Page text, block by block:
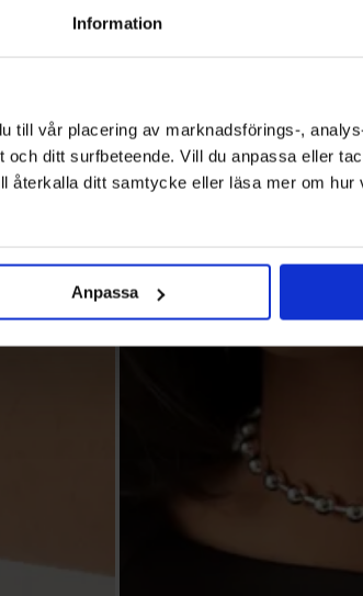
Information
till vår placering av marknadsförings-,
ditt surfbeteende. Vill du anpassa eller
återkalla ditt samtycke eller läsa mer om
Anpassa